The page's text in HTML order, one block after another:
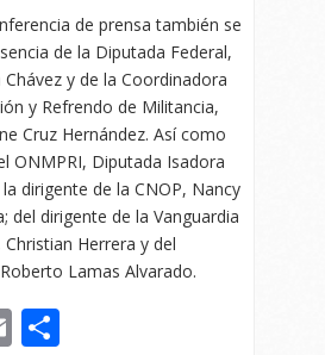
de prensa también se
de la Diputada Federal,
y de la Coordinadora
y Refrendo de Militancia,
Cruz Hernández. Así como
ONMPRI, Diputada Isadora
dirigente de la CNOP, Nancy
del dirigente de la Vanguardia
Christian Herrera y del
Lamas Alvarado.
Email